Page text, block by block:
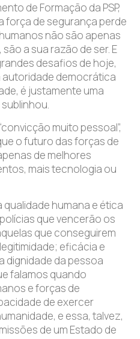
de Formação da PSP,
força de segurança perde
não são apenas
a sua razão de ser. E
desafios de hoje,
autoridade democrática
é justamente uma
muito pessoal”,
o futuro das forças de
de melhores
mais tecnologia ou
qualidade humana e ética
que vencerão os
que conseguirem
eficácia e
dignidade da pessoa
falamos quando
e forças de
de exercer
e essa, talvez,
de um Estado de